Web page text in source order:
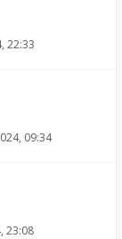
22:33
09:34
23:08